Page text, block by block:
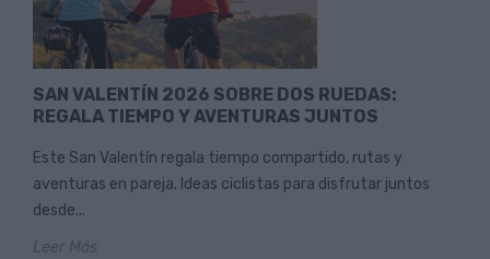
SAN VALENTÍN 2026 SOBRE DOS RUEDAS:
REGALA TIEMPO Y AVENTURAS JUNTOS
Este San Valentín regala tiempo compartido, rutas y
aventuras en pareja. Ideas ciclistas para disfrutar juntos
desde...
Leer Más